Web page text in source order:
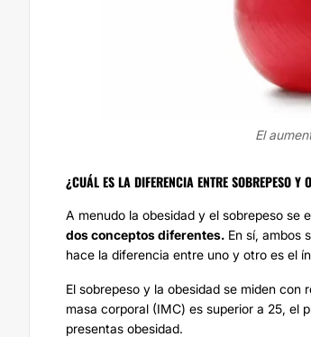
El
¿CUÁL ES LA DIFERENCIA ENTRE SOBREPESO Y
A menudo la obesidad y el sobrepeso se
dos conceptos diferentes. En sí, ambos
hace la diferencia entre uno y otro es el
El sobrepeso y la obesidad se miden
masa corporal (IMC) es superior a 25, el
presentas obesidad.